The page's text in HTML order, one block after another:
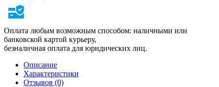
Оплата любым возможным способом: наличными или
банковской картой курьеру,
безналичная оплата для юридических лиц.
Описание
Характеристики
Отзывов (0)